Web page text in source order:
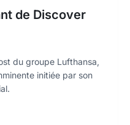
de Discover
du groupe Lufthansa,
initiée par son